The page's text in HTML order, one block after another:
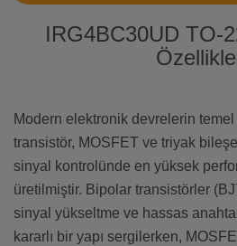
IRG4BC30UD TO-
Modern elektronik devrelerin temel
transistör, MOSFET ve triyak
sinyal kontrolünde en yüksek
üretilmiştir. Bipolar transistörler
sinyal yükseltme ve hassas
kararlı bir yapı sergilerken,